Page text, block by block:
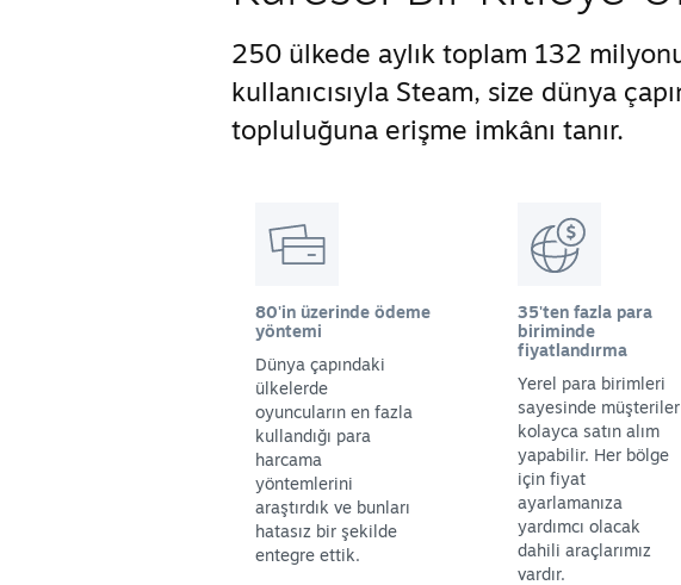
250 ülkede aylık toplam 132
kullanıcısıyla Steam, size dünya
topluluğuna erişme imkânı tanır.
80'in üzerinde ödeme
yöntemi
Dünya çapındaki
ülkelerde
oyuncuların en fazla
kullandığı para
harcama
yöntemlerini
araştırdık ve bunları
hatasız bir şekilde
entegre ettik.
35'ten fazla para
biriminde
fiyatlandırma
Yerel para birimleri
sayesinde müşteriler
kolayca satın alım
yapabilir. Her bölge
için fiyat
ayarlamanıza
yardımcı olacak
dahili araçlarımız
vardır.